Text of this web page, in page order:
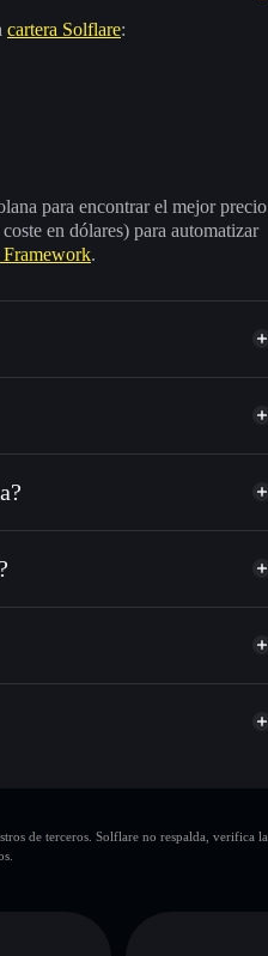
cartera Solflare:
para encontrar el mejor precio
en dólares) para automatizar
.
tokens de Solana con
usando el agregador de
tú controla tus claves
custodia Solflare
de terceros. Solflare no respalda, verifica la